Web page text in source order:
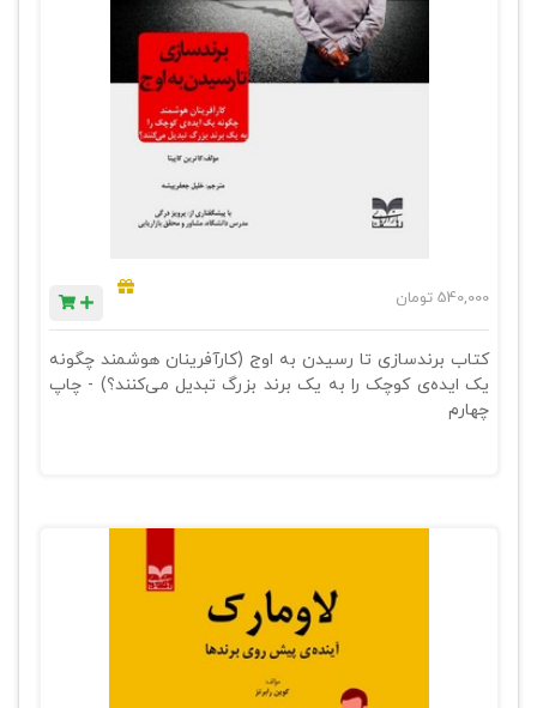
540,000 تومان
کتاب برندسازی تا رسیدن به اوج (کارآفرینان هوشمند چگونه
یک ایده‎‌ی کوچک را به یک برند بزرگ تبدیل می‌کنند؟) - چاپ
چهارم